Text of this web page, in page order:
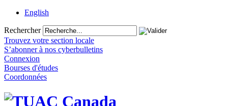
English
Rechercher
Trouvez votre section locale
S’abonner à nos cyberbulletins
Connexion
Bourses d'études
Coordonnées